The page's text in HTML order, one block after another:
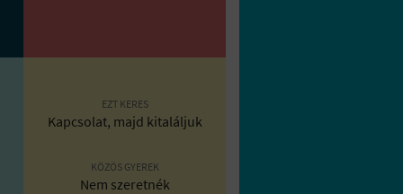
EZT KERES
Kapcsolat, majd kitaláljuk
KÖZÖS GYEREK
Nem szeretnék